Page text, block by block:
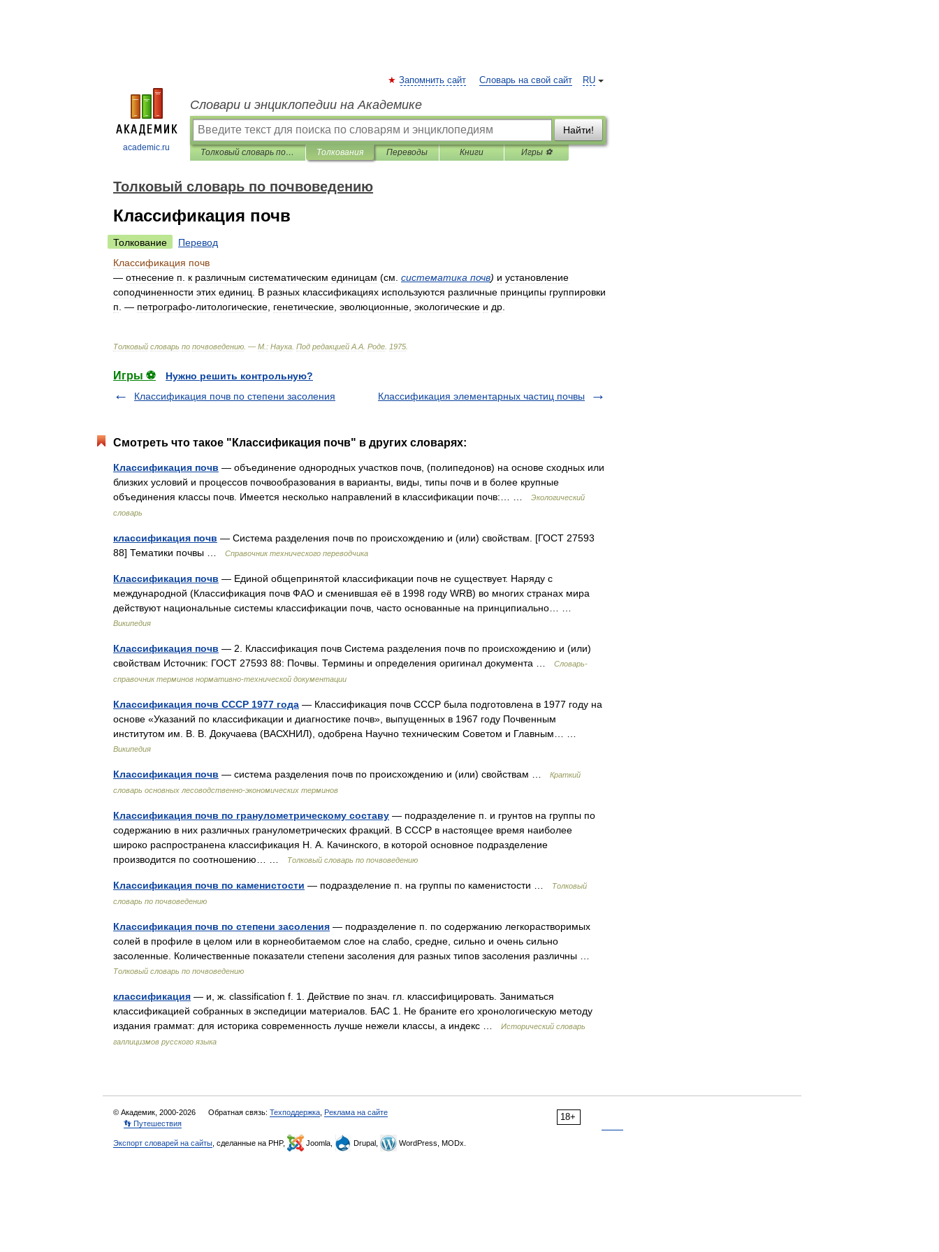
academic.ru
RU
Запомнить сайт Словарь на свой сайт
Словари и энциклопедии на Академике
Найти!
Толковый словарь по почвоведению Толкования Переводы Книги Игры ⚽
Толковый словарь по почвоведению
Классификация почв
Толкование
Перевод
Классификация почв
— отнесение п к различным систематическим единицам (см систематика почв) и установление
соподчиненности этих единиц В разных классификациях используются различные принципы группировки
п . — петрографо-литологические генетические эволюционные экологические и др
Толковый словарь по почвоведению . — М : Наука Под редакцией А А Роде 1975
Игры ⚽
Нужно решить контрольную?
Классификация почв по степени засоления
Классификация элементарных частиц почвы
Смотреть что такое "Классификация почв" в других словарях:
Классификация почв — объединение однородных участков почв, (полипедонов) на основе сходных или
близких условий и процессов почвообразования в варианты, виды, типы почв и в более крупные
объединения классы почв. Имеется несколько направлений в классификации почв:… …
Экологический
словарь
классификация почв — Система разделения почв по происхождению и (или) свойствам. [ГОСТ 27593
88] Тематики почвы …
Справочник технического переводчика
Классификация почв — Единой общепринятой классификации почв не существует. Наряду с
международной (Классификация почв ФАО и сменившая её в 1998 году WRB) во многих странах мира
действуют национальные системы классификации почв, часто основанные на принципиально… …
Википедия
Классификация почв — 2. Классификация почв Система разделения почв по происхождению и (или)
свойствам Источник: ГОСТ 27593 88: Почвы. Термины и определения оригинал документа …
Словарь-
справочник терминов нормативно-технической документации
Классификация почв СССР 1977 года — Классификация почв СССР была подготовлена в 1977 году на
основе «Указаний по классификации и диагностике почв», выпущенных в 1967 году Почвенным
институтом им. В. В. Докучаева (ВАСХНИЛ), одобрена Научно техническим Советом и Главным… …
Википедия
Классификация почв — система разделения почв по происхождению и (или) свойствам …
Краткий
словарь основных лесоводственно-экономических терминов
Классификация почв по гранулометрическому составу — подразделение п. и грунтов на группы по
содержанию в них различных гранулометрических фракций. В СССР в настоящее время наиболее
широко распространена классификация Н. А. Качинского, в которой основное подразделение
производится по соотношению… …
Толковый словарь по почвоведению
Классификация почв по каменистости — подразделение п. на группы по каменистости …
Толковый
словарь по почвоведению
Классификация почв по степени засоления — подразделение п. по содержанию легкорастворимых
солей в профиле в целом или в корнеобитаемом слое на слабо, средне, сильно и очень сильно
засоленные. Количественные показатели степени засоления для разных типов засоления различны …
Толковый словарь по почвоведению
классификация — и, ж. classification f. 1. Действие по знач. гл. классифицировать. Заниматься
классификацией собранных в экспедиции материалов. БАС 1. Не браните его хронологическую методу
издания граммат: для историка современность лучше нежели классы, а индекс …
Исторический словарь
галлицизмов русского языка
18+
© Академик, 2000-2026 Обратная связь: Техподдержка Реклама на сайте
👣 Путешествия
Экспорт словарей на сайты , сделанные на PHP, Joomla, Drupal, WordPress, MODx.